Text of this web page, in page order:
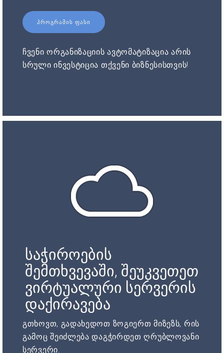
ᲞᲠᲝᲒᲠᲐᲛᲘᲡ ᲤᲐᲡᲘ
ჩვენი ორგანიზაციის ავტომატიზაცია არის
სრული ინვესტიცია თქვენი ბიზნესისთვის!
საჭიროების
შემთხვევაში, შეუკვეთეთ
ვირტუალური სერვერის
დაქირავება
გთხოვთ, გადახედოთ ზოგიერთ მიზეზს, რის
გამოც შეიძლება დაგჭირდეთ ღრუბლოვანი
სერვერი.